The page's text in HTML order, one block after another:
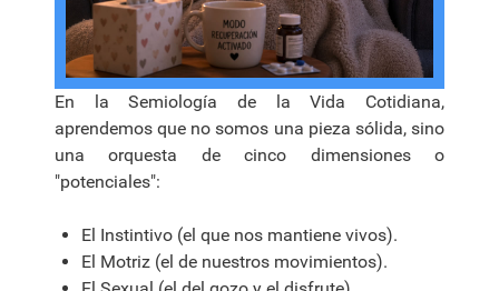
En la Semiología de la Vida Cotidiana,
aprendemos que no somos una pieza sólida, sino
una orquesta de cinco dimensiones o
"potenciales":
El Instintivo (el que nos mantiene vivos).
El Motriz (el de nuestros movimientos).